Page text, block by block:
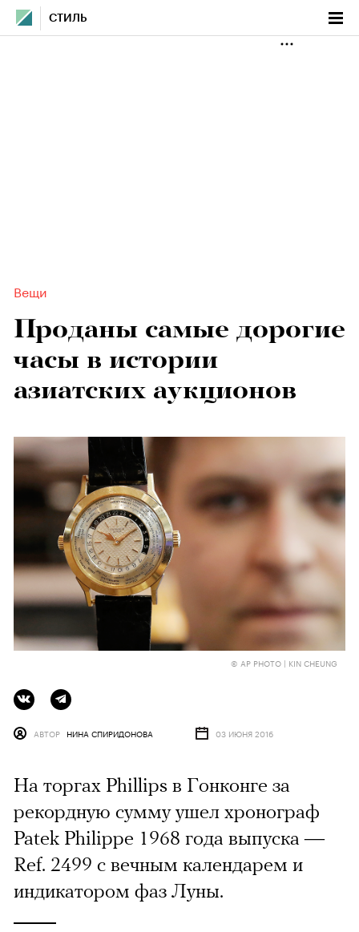
СТИЛЬ
Вещи
Проданы самые дорогие
часы в истории
азиатских аукционов
© AP PHOTO | KIN CHEUNG
АВТОР НИНА СПИРИДОНОВА 03 ИЮНЯ 2016
На торгах Phillips в Гонконге за
рекордную сумму ушел хронограф
Patek Philippe 1968 года выпуска —
Ref. 2499 с вечным календарем и
индикатором фаз Луны.